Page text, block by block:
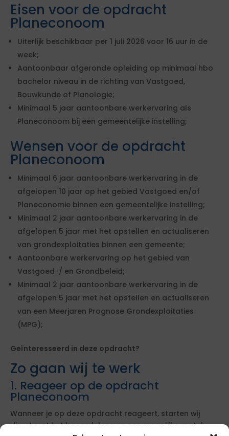
Eisen voor de opdracht
Planeconoom
Uiterlijk beschikbaar per 1 juli 2026 voor 16 uur in de
week;
Aantoonbaar afgeronde opleiding op minimaal hbo
bachelor niveau in de richting van Vastgoed,
Bouwkunde of Planologie;
Minimaal 5 jaar aantoonbare werkervaring als
Planeconoom bij een gemeentelijke instelling;
Wensen voor de opdracht
Planeconoom
Minimaal 6 jaar aantoonbare werkervaring in de
afgelopen 10 jaar op het gebied Vastgoed en/of
Planeconomie binnen een gemeentelijke instelling;
Minimaal 2 jaar aantoonbare werkervaring in de
afgelopen 5 jaar met het opstellen en actualiseren
van grondexploitaties binnen een gemeente;
Aantoonbare werkervaring op het gebied van
Vastgoed-/ en Grondbeleid;
Minimaal 2 jaar aantoonbare werkervaring in de
afgelopen 5 jaar met het opstellen en actualiseren
van een Meerjaren Prognose Grondexploitaties
(MPG);
Geïnteresseerd in deze opdracht?
Zo gaan wij te werk
1. Reageer op de opdracht
Planeconoom
Wanneer je op deze opdracht reageert, starten wij
direct met het beoordelen van een mogelijke match.